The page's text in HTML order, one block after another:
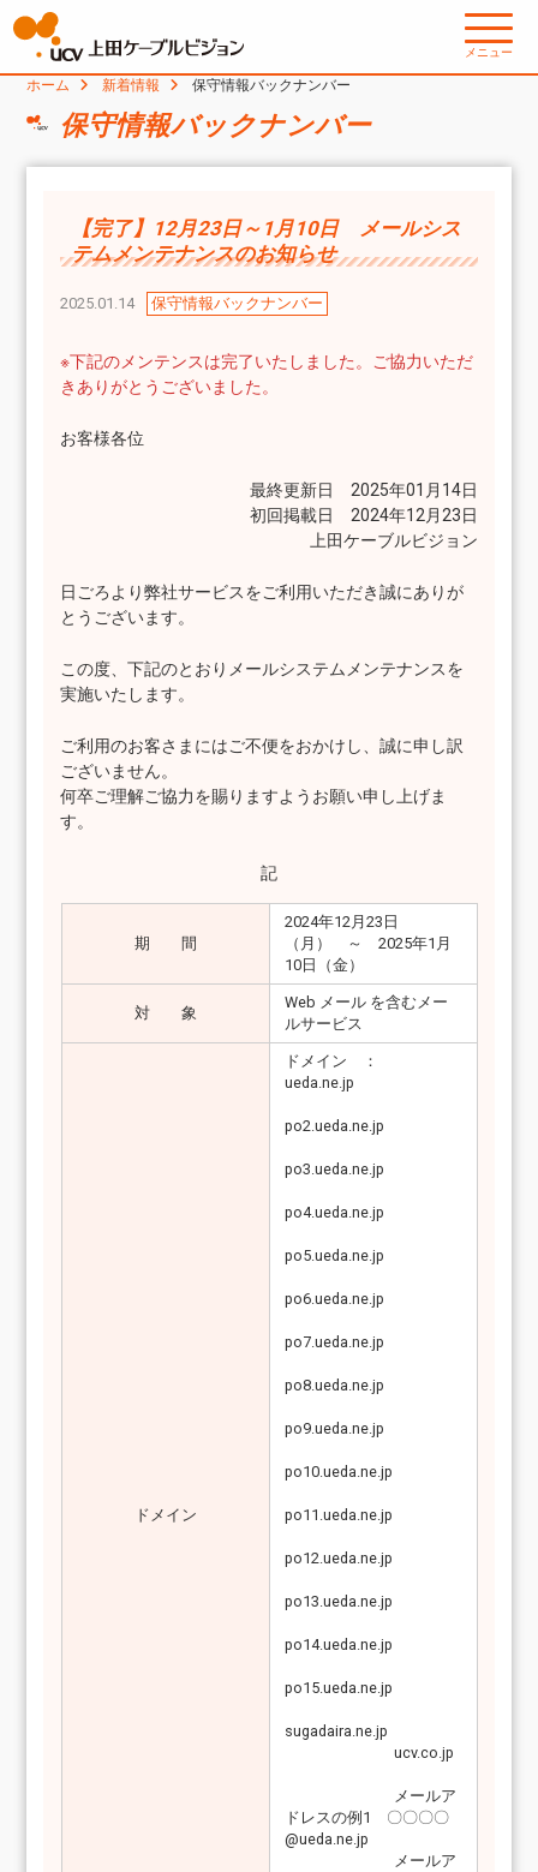
メニュー
ホーム 新着情報 保守情報バックナンバー
保守情報バックナンバー
【完了】12月23日～1月10日 メールシス
テムメンテナンスのお知らせ
2025.01.14 保守情報バックナンバー
※下記のメンテンスは完了いたしました。ご協力いただ
きありがとうございました。
お客様各位
最終更新日 2025年01月14日
初回掲載日 2024年12月23日
上田ケーブルビジョン
日ごろより弊社サービスをご利用いただき誠にありが
とうございます。
この度、下記のとおりメールシステムメンテナンスを
実施いたします。
ご利用のお客さまにはご不便をおかけし、誠に申し訳
ございません。
何卒ご理解ご協力を賜りますようお願い申し上げま
す。
記
期 間
2024年12月23日
（月） ～ 2025年1月
10日（金）
対 象
Web メール を含むメー
ルサービス
ドメイン
ドメイン ：
ueda.ne.jp
po2.ueda.ne.jp
po3.ueda.ne.jp
po4.ueda.ne.jp
po5.ueda.ne.jp
po6.ueda.ne.jp
po7.ueda.ne.jp
po8.ueda.ne.jp
po9.ueda.ne.jp
po10.ueda.ne.jp
po11.ueda.ne.jp
po12.ueda.ne.jp
po13.ueda.ne.jp
po14.ueda.ne.jp
po15.ueda.ne.jp
sugadaira.ne.jp
ucv.co.jp
メールア
ドレスの例1 〇〇〇〇
@ueda.ne.jp
メールア